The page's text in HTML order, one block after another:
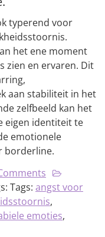
typerend voor
het ene moment
zien en ervaren. Dit
aan stabiliteit in het
zelfbeeld kan het
eigen identiteit te
emotionele
borderline.
Tags: angst voor
,
emoties,